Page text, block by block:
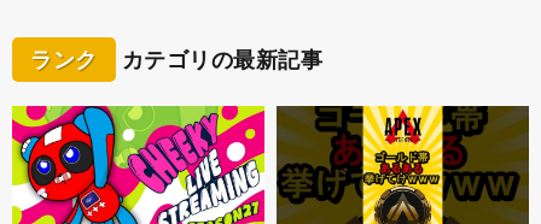
ランク カテゴリの最新記事